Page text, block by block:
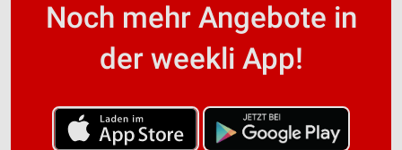
Noch mehr Angebote in
der weekli App!